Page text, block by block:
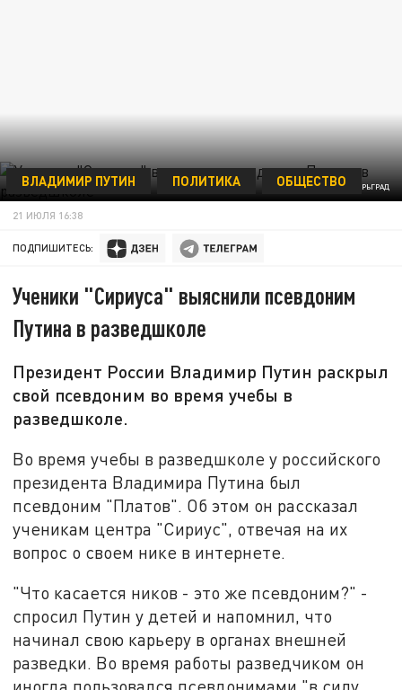
ФОТО: ЦАРЬГРАД
ВЛАДИМИР ПУТИН ПОЛИТИКА ОБЩЕСТВО
21 ИЮЛЯ 16:38
ПОДПИШИТЕСЬ:
Ученики "Сириуса" выяснили псевдоним
Путина в разведшколе
Президент России Владимир Путин раскрыл
свой псевдоним во время учебы в
разведшколе.
Во время учебы в разведшколе у российского
президента Владимира Путина был
псевдоним "Платов". Об этом он рассказал
ученикам центра "Сириус", отвечая на их
вопрос о своем нике в интернете.
"Что касается ников - это же псевдоним?" -
спросил Путин у детей и напомнил, что
начинал свою карьеру в органах внешней
разведки. Во время работы разведчиком он